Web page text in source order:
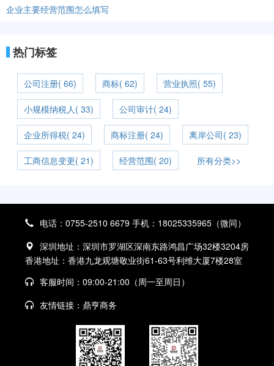
企业主要经营范围怎么填写
热门标签
公司注册( 66) 商标( 62) 营业执照( 55)
小规模纳税人( 33) 公司审计( 24)
企业所得税( 24) 商标注册( 24) 离岸公司( 23)
工商信息变更( 21) 经营范围( 20) 所有分类>>
电话：0755-2510 6679 手机：18025335965（微同）
深圳地址：深圳市罗湖区深南东路鸿昌广场32楼3204房
香港地址：香港九龙观塘敬业街61-63号利维大厦7楼28室
客服时间：09:00-21:00（周一至周日）
友情链接： 鼎亨商务